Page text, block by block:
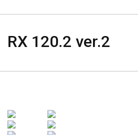
RX 120.2 ver.2